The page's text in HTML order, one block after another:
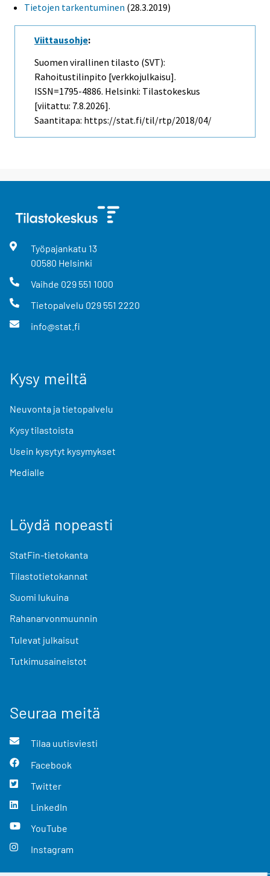
Tietojen tarkentuminen (28.3.2019)
Viittausohje:
Suomen virallinen tilasto (SVT):
Rahoitustilinpito [verkkojulkaisu].
ISSN=1795-4886. Helsinki: Tilastokeskus
[viitattu: 7.8.2026].
Saantitapa: https://stat.fi/til/rtp/2018/04/
Työpajankatu 13
00580 Helsinki
Vaihde 029 551 1000
Tietopalvelu 029 551 2220
info@stat.fi
Kysy meiltä
Neuvonta ja tietopalvelu
Kysy tilastoista
Usein kysytyt kysymykset
Medialle
Löydä nopeasti
StatFin-tietokanta
Tilastotietokannat
Suomi lukuina
Rahanarvonmuunnin
Tulevat julkaisut
Tutkimusaineistot
Seuraa meitä
Tilaa uutisviesti
Facebook
Twitter
LinkedIn
YouTube
Instagram